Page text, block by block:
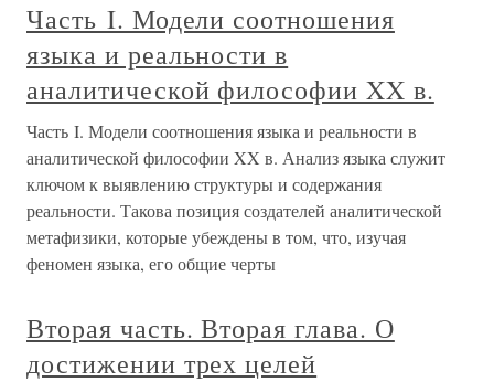
Часть I. Модели соотношения
языка и реальности в
аналитической философии XX в.
Часть I. Модели соотношения языка и реальности в
аналитической философии XX в. Анализ языка служит
ключом к выявлению структуры и содержания
реальности. Такова позиция создателей аналитической
метафизики, которые убеждены в том, что, изучая
феномен языка, его общие черты
Вторая часть. Вторая глава. О
достижении трех целей